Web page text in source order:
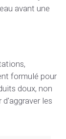
avant une
formulé pour
doux, non
les